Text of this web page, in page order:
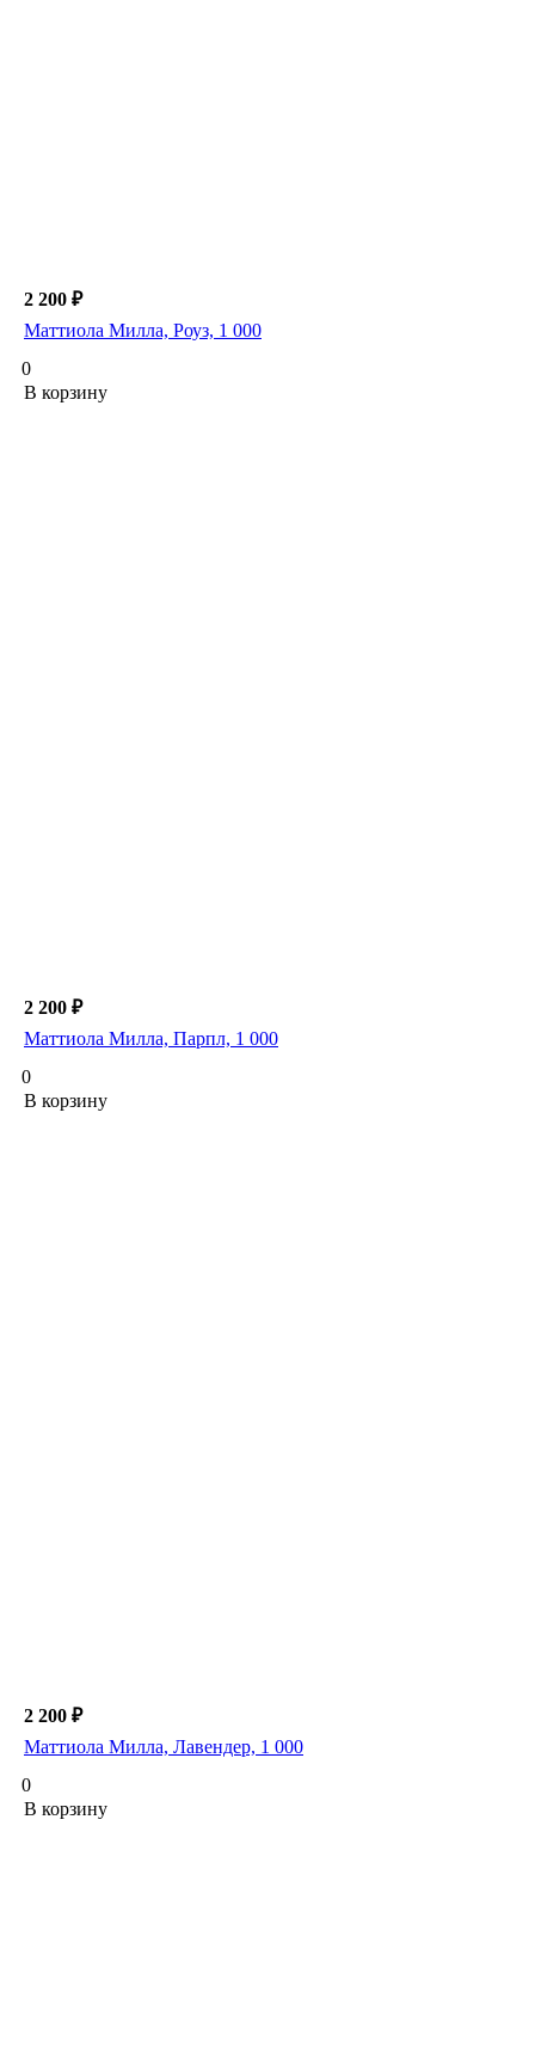
2 200 ₽
Маттиола Милла, Роуз, 1 000
0
В корзину
2 200 ₽
Маттиола Милла, Парпл, 1 000
0
В корзину
2 200 ₽
Маттиола Милла, Лавендер, 1 000
0
В корзину